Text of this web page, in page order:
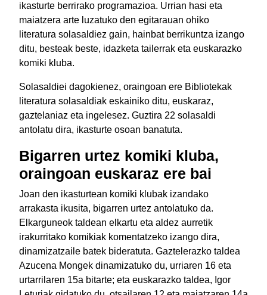
ikasturte berrirako programazioa. Urrian hasi eta
maiatzera arte luzatuko den egitarauan ohiko
literatura solasaldiez gain, hainbat berrikuntza izango
ditu, besteak beste, idazketa tailerrak eta euskarazko
komiki kluba.
Solasaldiei dagokienez, oraingoan ere Bibliotekak
literatura solasaldiak eskainiko ditu, euskaraz,
gaztelaniaz eta ingelesez. Guztira 22 solasaldi
antolatu dira, ikasturte osoan banatuta.
Bigarren urtez komiki kluba,
oraingoan euskaraz ere bai
Joan den ikasturtean komiki klubak izandako
arrakasta ikusita, bigarren urtez antolatuko da.
Elkarguneok taldean elkartu eta aldez aurretik
irakurritako komikiak komentatzeko izango dira,
dinamizatzaile batek bideratuta. Gaztelerazko taldea
Azucena Mongek dinamizatuko du, urriaren 16 eta
urtarrilaren 15a bitarte; eta euskarazko taldea, Igor